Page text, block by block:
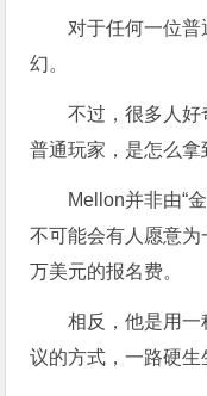
对于任何一位
幻。
不过，很多人
普通玩家，是怎么拿
Mellon并非由“
不可能会有人愿意
万美元的报名费。
相反，他是用
议的方式，一路硬生